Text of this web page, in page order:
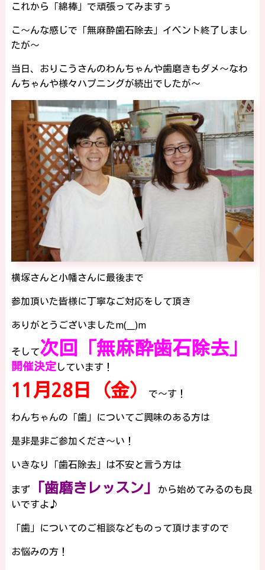
これから「綿棒」で頑張ってみますぅ
こ～んな感じで「無麻酔歯石除去」イベント終了しまし
たが～
当日、おりこうさんのわんちゃんや歯磨きもダメ～なわ
んちゃんや様々ハプニングが続出でしたが～
横塚さんと小幡さんに最後まで
参加頂いた皆様に丁寧なご対応をして頂き
ありがとうございましたm(__)m
そして次回「無麻酔歯石除去」
開催決定しています！
11月28日（金） で～す！
わんちゃんの「歯」についてご興味のある方は
是非是非ご参加くださ～い！
いきなり「歯石除去」は不安と言う方は
まず 「歯磨きレッスン」
から始めてみるのも良
いですよ♪
「歯」についてのご相談などものって頂けますので
お悩みの方！